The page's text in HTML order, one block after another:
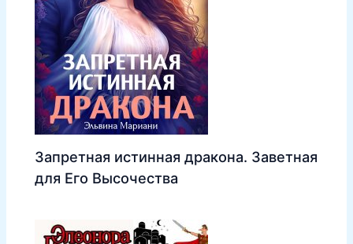
Запретная истинная дракона. Заветная
для Его Высочества